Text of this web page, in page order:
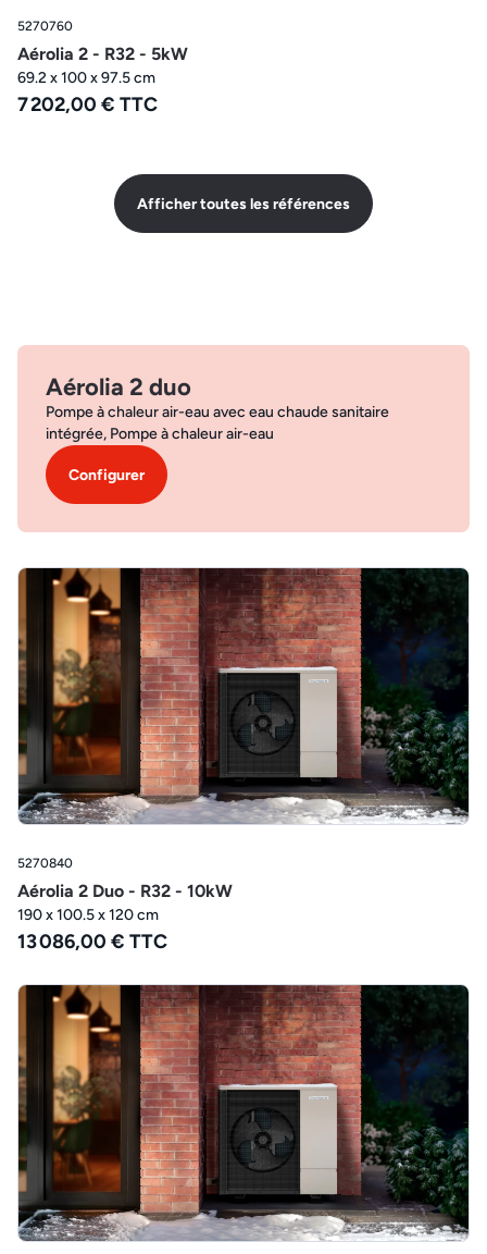
5270760
Aérolia 2 - R32 - 5kW
69.2 x 100 x 97.5 cm
7 202,00 € TTC
Afficher toutes les références
Aérolia 2 duo
Pompe à chaleur air-eau avec eau chaude sanitaire
intégrée, Pompe à chaleur air-eau
Configurer
5270840
Aérolia 2 Duo - R32 - 10kW
190 x 100.5 x 120 cm
13 086,00 € TTC